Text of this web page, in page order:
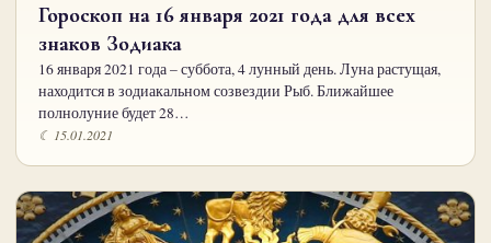
Гороскоп на 16 января 2021 года для всех
знаков Зодиака
16 января 2021 года – суббота, 4 лунный день. Луна растущая,
находится в зодиакальном созвездии Рыб. Ближайшее
полнолуние будет 28…
☾ 15.01.2021